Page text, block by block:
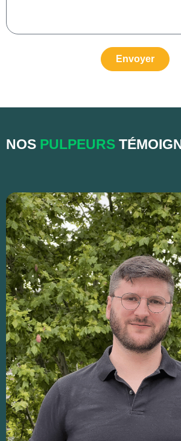
Envoyer
NOS PULPEURS